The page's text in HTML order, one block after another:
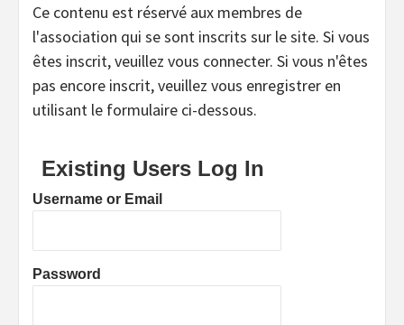
Ce contenu est réservé aux membres de
l'association qui se sont inscrits sur le site. Si vous
êtes inscrit, veuillez vous connecter. Si vous n'êtes
pas encore inscrit, veuillez vous enregistrer en
utilisant le formulaire ci-dessous.
Existing Users Log In
Username or Email
Password